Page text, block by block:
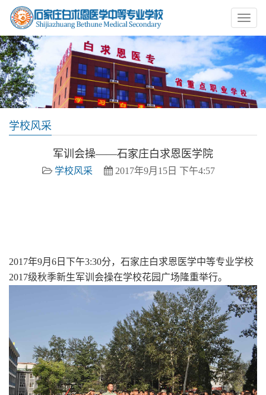
学校风采
军训会操——石家庄白求恩医学院
学校风采 2017年9月15日 下午4:57
2017年9月6日下午3:30分，石家庄白求恩医学中等专业学校
2017级秋季新生军训会操在学校花园广场隆重举行。